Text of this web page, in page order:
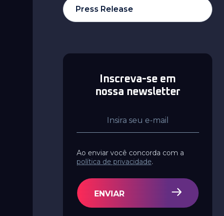
Press Release
Inscreva-se em
nossa newsletter
Ao enviar você concorda com a
política de privacidade.
ENVIAR